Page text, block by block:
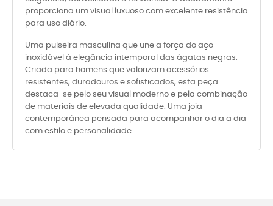
proporciona um visual luxuoso com excelente resistência
para uso diário.
Uma pulseira masculina que une a força do aço
inoxidável à elegância intemporal das ágatas negras.
Criada para homens que valorizam acessórios
resistentes, duradouros e sofisticados, esta peça
destaca-se pelo seu visual moderno e pela combinação
de materiais de elevada qualidade. Uma joia
contemporânea pensada para acompanhar o dia a dia
com estilo e personalidade.